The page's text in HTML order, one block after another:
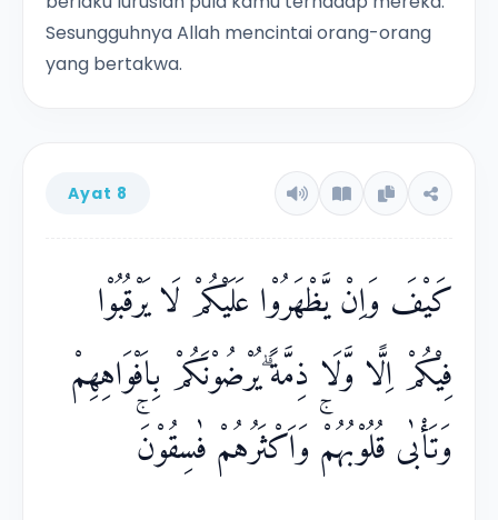
Sesungguhnya Allah mencintai orang-orang
yang bertakwa.
Ayat 8
كَيْفَ وَاِنْ يَّظْهَرُوْا عَلَيْكُمْ لَا يَرْقُبُوْا
فِيْكُمْ اِلًّا وَّلَا ذِمَّةً ۗيُرْضُوْنَكُمْ بِاَفْوَاهِهِمْ
وَتَأْبٰى قُلُوْبُهُمْۚ وَاَكْثَرُهُمْ فٰسِقُوْنَۚ